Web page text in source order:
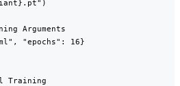
Arguments
"epochs": 16}
Training